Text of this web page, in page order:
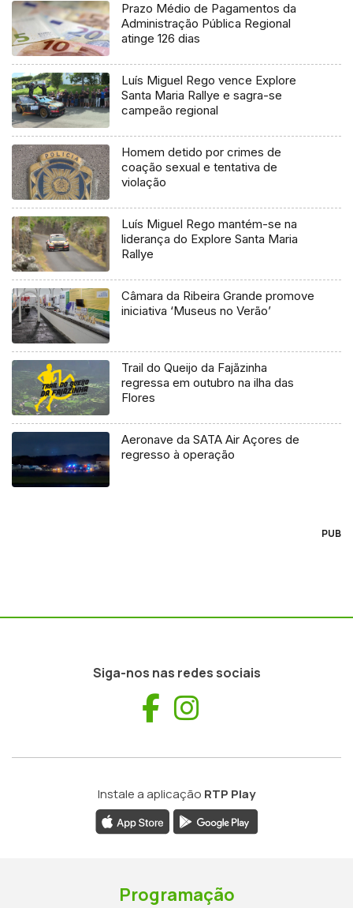
Prazo Médio de Pagamentos da
Administração Pública Regional
atinge 126 dias
Luís Miguel Rego vence Explore
Santa Maria Rallye e sagra-se
campeão regional
Homem detido por crimes de
coação sexual e tentativa de
violação
Luís Miguel Rego mantém-se na
liderança do Explore Santa Maria
Rallye
Câmara da Ribeira Grande promove
iniciativa ‘Museus no Verão’
Trail do Queijo da Fajãzinha
regressa em outubro na ilha das
Flores
Aeronave da SATA Air Açores de
regresso à operação
PUB
Siga-nos nas redes sociais
Facebook
Instale a aplicação RTP Play
Programação